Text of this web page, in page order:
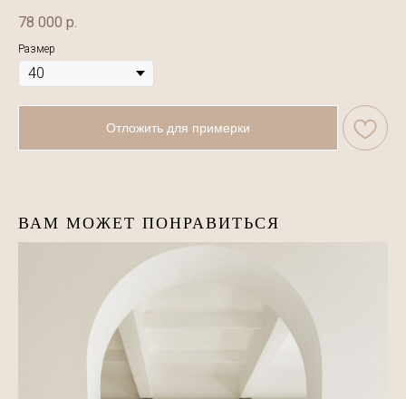
78 000 р.
Размер
Отложить для примерки
ВАМ МОЖЕТ ПОНРАВИТЬСЯ